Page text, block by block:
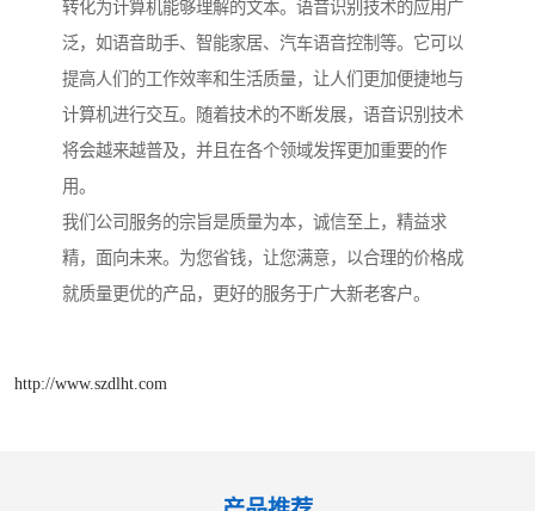
转化为计算机能够理解的文本。语音识别技术的应用广
泛，如语音助手、智能家居、汽车语音控制等。它可以
提高人们的工作效率和生活质量，让人们更加便捷地与
计算机进行交互。随着技术的不断发展，语音识别技术
将会越来越普及，并且在各个领域发挥更加重要的作
用。
我们公司服务的宗旨是质量为本，诚信至上，精益求
精，面向未来。为您省钱，让您满意，以合理的价格成
就质量更优的产品，更好的服务于广大新老客户。
http://www.szdlht.com